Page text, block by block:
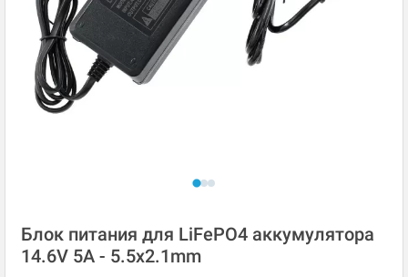
Блок питания для LiFePO4 аккумулятора
14.6V 5A - 5.5x2.1mm